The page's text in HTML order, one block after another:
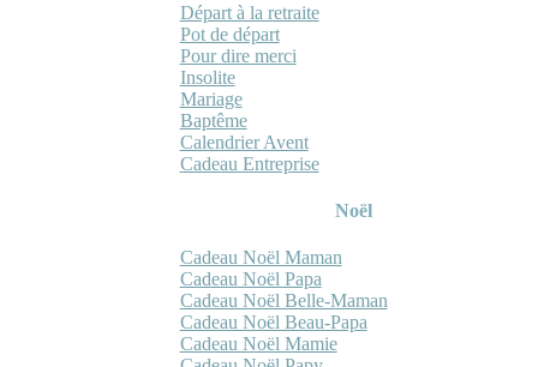
Départ à la retraite
Pot de départ
Pour dire merci
Insolite
Mariage
Baptême
Calendrier Avent
Cadeau Entreprise
Noël
Cadeau Noël Maman
Cadeau Noël Papa
Cadeau Noël Belle-Maman
Cadeau Noël Beau-Papa
Cadeau Noël Mamie